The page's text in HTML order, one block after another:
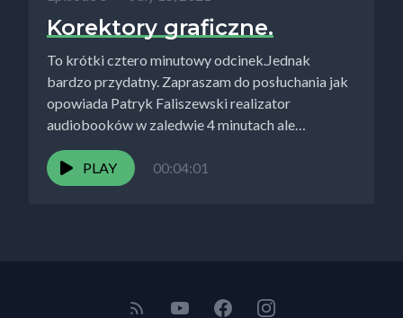
Korektory graficzne.
To krótki cztero minutowy odcinek.Jednak
bardzo przydatny. Zapraszam do posłuchania jak
opowiada Patryk Faliszewski realizator
audiobooków w zaledwie 4 minutach ale
konkretnie o korektorach...
PLAY
00:04:01